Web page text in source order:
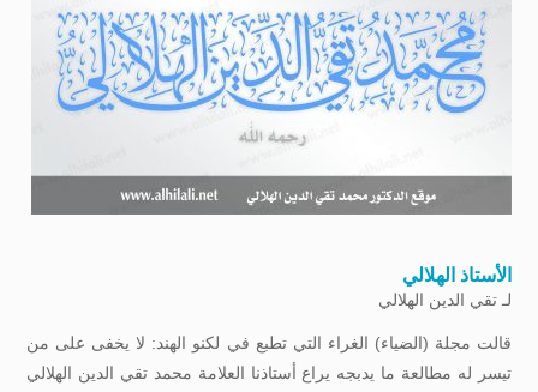
الأستاذ الهلالي
لـتقي الدين الهلالي
قالت مجلة (الضياء) الغراء التي تطبع في لكنو الهند: لا يخفى على من
تيسر له مطالعة ما يدبجه يراع أستاذنا العلامة محمد تقي الدين الهلالي